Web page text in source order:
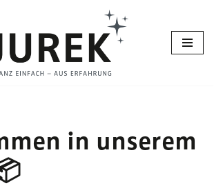
in unserem